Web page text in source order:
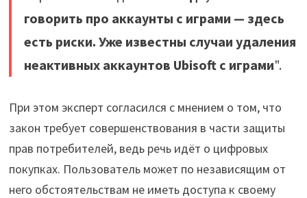
говорить про аккаунты с играми — здесь
есть риски. Уже известны случаи удаления
неактивных аккаунтов Ubisoft с играми".
При этом эксперт согласился с мнением о том, что
закон требует совершенствования в части защиты
прав потребителей, ведь речь идёт о цифровых
покупках. Пользователь может по независящим от
него обстоятельствам не иметь доступа к своему